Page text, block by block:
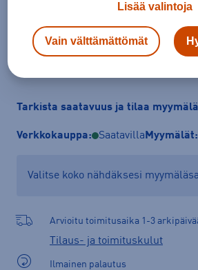
Lisää ostoskoriin
Tarkista saatavuus ja tilaa
Verkkokauppa: Saatavilla Myymälät:
Valitse koko nähdäksesi
Arvioitu toimitusaika 1-3
Tilaus- ja toimituskulut
Ilmainen palautus
Lisää valintoja
Vain välttämättömät